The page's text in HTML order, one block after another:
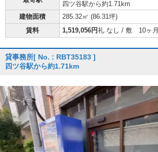
四ツ谷駅から約1.71km
建物面積
285.32㎡ (86.31坪)
賃料
1,519,056円礼 なし / 敷 10ヶ月
貸事務所[ No. : RBT35183 ]
四ツ谷駅から約1.71km